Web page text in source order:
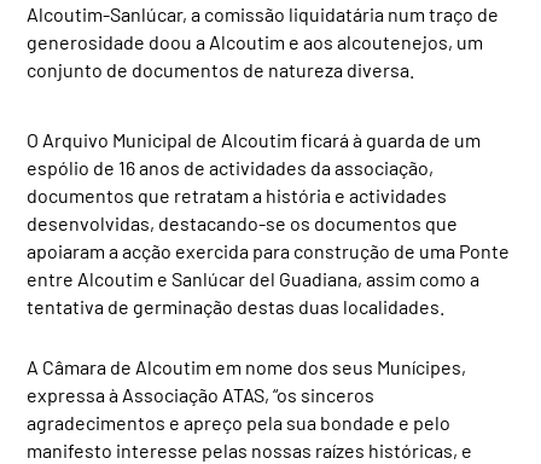
Alcoutim-Sanlúcar, a comissão liquidatária num traço de
generosidade doou a Alcoutim e aos alcoutenejos, um
conjunto de documentos de natureza diversa.
O Arquivo Municipal de Alcoutim ficará à guarda de um
espólio de 16 anos de actividades da associação,
documentos que retratam a história e actividades
desenvolvidas, destacando-se os documentos que
apoiaram a acção exercida para construção de uma Ponte
entre Alcoutim e Sanlúcar del Guadiana, assim como a
tentativa de germinação destas duas localidades.
A Câmara de Alcoutim em nome dos seus Munícipes,
expressa à Associação ATAS, “os sinceros
agradecimentos e apreço pela sua bondade e pelo
manifesto interesse pelas nossas raízes históricas, e